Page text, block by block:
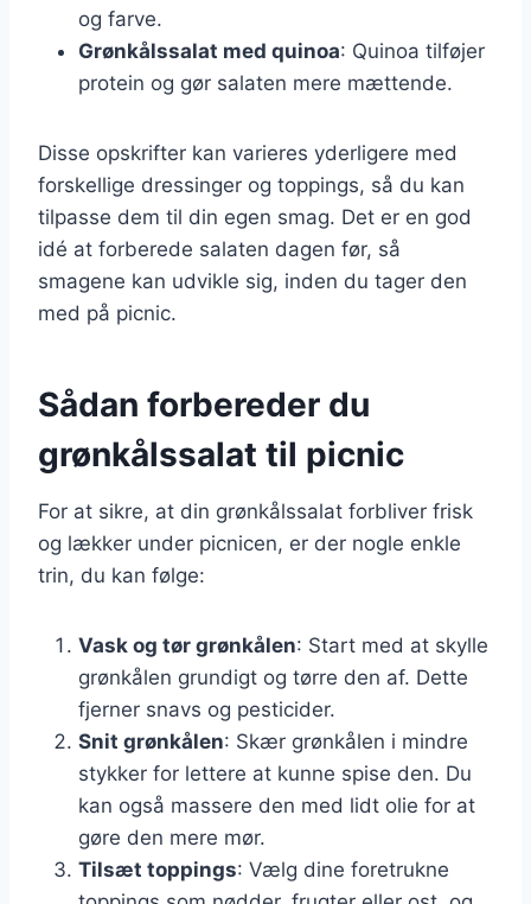
og farve.
Grønkålssalat med quinoa: Quinoa tilføjer
protein og gør salaten mere mættende.
Disse opskrifter kan varieres yderligere med
forskellige dressinger og toppings, så du kan
tilpasse dem til din egen smag. Det er en god
idé at forberede salaten dagen før, så
smagene kan udvikle sig, inden du tager den
med på picnic.
Sådan forbereder du
grønkålssalat til picnic
For at sikre, at din grønkålssalat forbliver frisk
og lækker under picnicen, er der nogle enkle
trin, du kan følge:
Vask og tør grønkålen: Start med at skylle
grønkålen grundigt og tørre den af. Dette
fjerner snavs og pesticider.
Snit grønkålen: Skær grønkålen i mindre
stykker for lettere at kunne spise den. Du
kan også massere den med lidt olie for at
gøre den mere mør.
Tilsæt toppings: Vælg dine foretrukne